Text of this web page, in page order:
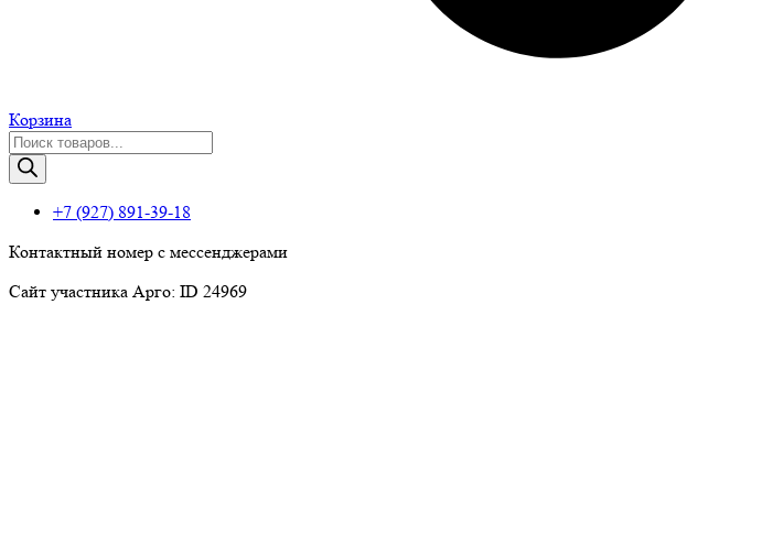
Корзина
Поиск
товаров
+7 (927) 891-39-18
Контактный номер с мессенджерами
Сайт участника Арго: ID 24969